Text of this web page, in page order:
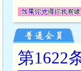
第1622